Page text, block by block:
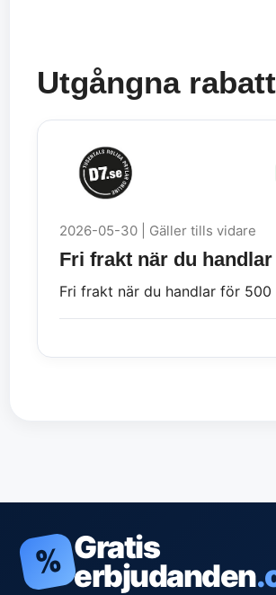
Utgångna
2026-05-30 | Gäller tills vidare
Fri frakt när du handlar
Fri frakt när du handlar för 500
% Gratis
erbjudanden